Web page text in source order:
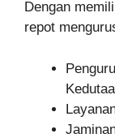
Dengan
repot